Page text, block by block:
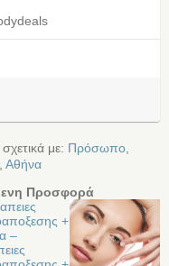
με: Πρόσωπο
Αθήνα
Προσφορά
+
–